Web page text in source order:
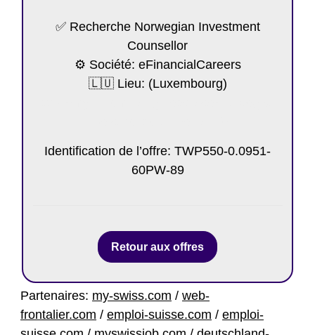
✅ Recherche Norwegian Investment
Counsellor
⚙️ Société: eFinancialCareers
🇱🇺 Lieu: (Luxembourg)
Identification de l’offre: TWP550-0.0951-
60PW-89
Retour aux offres
Partenaires: my-swiss.com / web-
frontalier.com / emploi-suisse.com / emploi-